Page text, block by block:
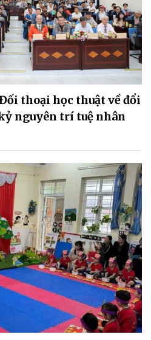
thoại học thuật về đổi
nguyên trí tuệ nhân